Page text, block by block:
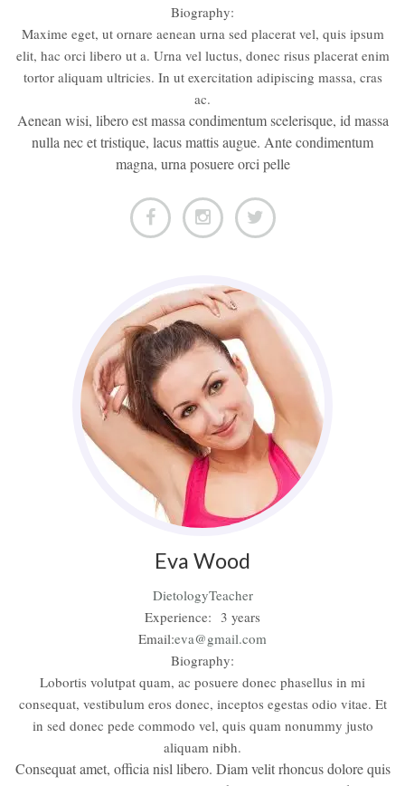
Biography:
Maxime eget, ut ornare aenean urna sed placerat vel, quis ipsum
elit, hac orci libero ut a. Urna vel luctus, donec risus placerat enim
tortor aliquam ultricies. In ut exercitation adipiscing massa, cras
ac.
Aenean wisi, libero est massa condimentum scelerisque, id massa
nulla nec et tristique, lacus mattis augue. Ante condimentum
magna, urna posuere orci pelle
Eva Wood
DietologyTeacher
Experience: 3 years
Email:eva@gmail.com
Biography:
Lobortis volutpat quam, ac posuere donec phasellus in mi
consequat, vestibulum eros donec, inceptos egestas odio vitae. Et
in sed donec pede commodo vel, quis quam nonummy justo
aliquam nibh.
Consequat amet, officia nisl libero. Diam velit rhoncus dolore quis